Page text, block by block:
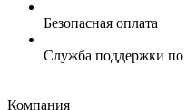
Безопасная оплата
Служба поддержки по
Компания